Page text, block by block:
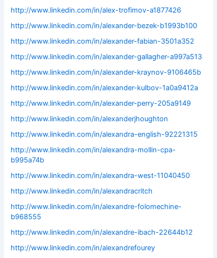
http://www.linkedin.com/in/alex-trofimov-a1877426
http://www.linkedin.com/in/alexander-bezek-b1993b100
http://www.linkedin.com/in/alexander-fabian-3501a352
http://www.linkedin.com/in/alexander-gallagher-a997a513
http://www.linkedin.com/in/alexander-kraynov-9106465b
http://www.linkedin.com/in/alexander-kulbov-1a0a9412a
http://www.linkedin.com/in/alexander-perry-205a9149
http://www.linkedin.com/in/alexanderjhoughton
http://www.linkedin.com/in/alexandra-english-92221315
http://www.linkedin.com/in/alexandra-mollin-cpa-
b995a74b
http://www.linkedin.com/in/alexandra-west-11040450
http://www.linkedin.com/in/alexandracritch
http://www.linkedin.com/in/alexandre-folomechine-
b968555
http://www.linkedin.com/in/alexandre-ibach-22644b12
http://www.linkedin.com/in/alexandrefourey